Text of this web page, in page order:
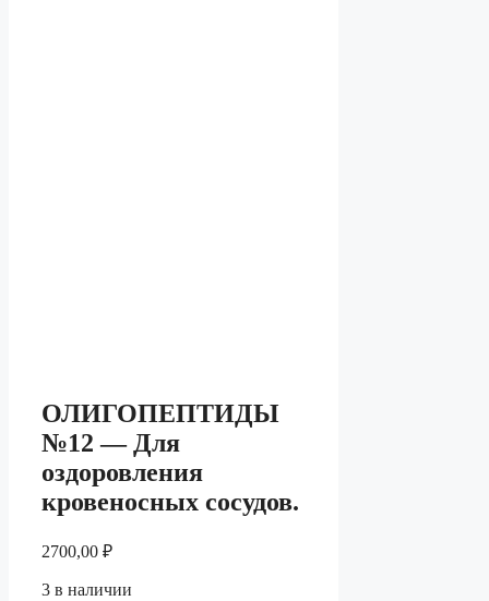
ОЛИГОПЕПТИДЫ
№12 — Для
оздоровления
кровеносных сосудов.
2700,00 ₽
3 в наличии